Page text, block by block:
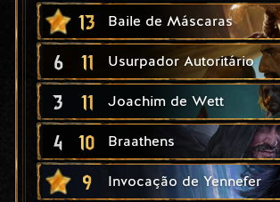
13 Baile de Máscaras
6 11 Usurpador Autoritário
3 11 Joachim de Wett
4 10 Braathens
9 Invocação de Yennefer